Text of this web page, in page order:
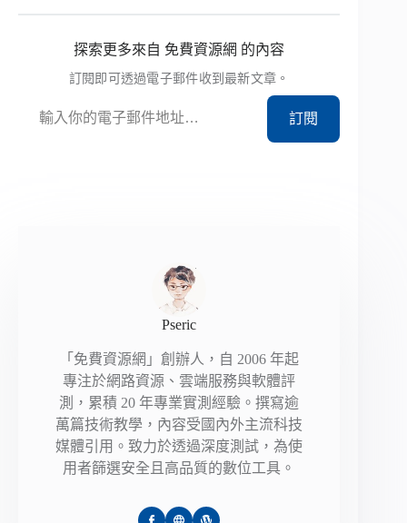
探索更多來自 免費資源網 的內容
訂閱即可透過電子郵件收到最新文章。
訂閱
Pseric
「免費資源網」創辦人，自 2006 年起
專注於網路資源、雲端服務與軟體評
測，累積 20 年專業實測經驗。撰寫逾
萬篇技術教學，內容受國內外主流科技
媒體引用。致力於透過深度測試，為使
用者篩選安全且高品質的數位工具。